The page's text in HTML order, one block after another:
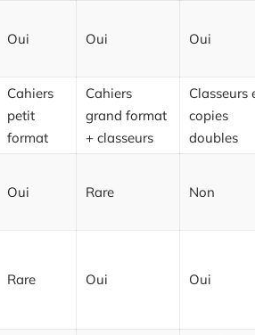
Oui Oui Oui
Cahiers
petit
format
Cahiers
grand format
+ classeurs
Classeurs
copies
doubles
Oui Rare Non
Rare Oui Oui